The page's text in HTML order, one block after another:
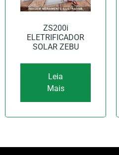
ZS200i
ELETRIFICADOR
SOLAR ZEBU
Leia
Mais